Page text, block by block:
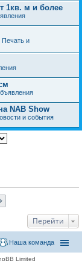
1кв. м и более
Печать и
NAB Show
и события
Перейти
Наша команда
Limited